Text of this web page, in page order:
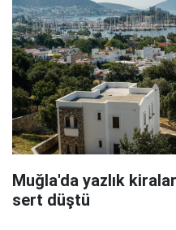
Muğla'da yazlık
sert düştü